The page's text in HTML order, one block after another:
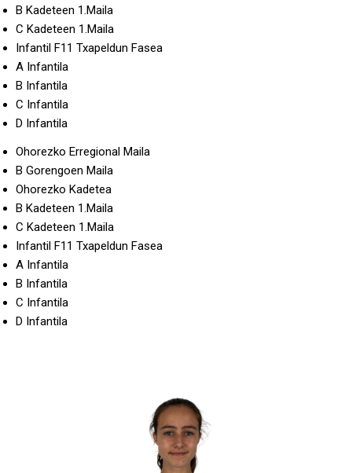
B Kadeteen 1.Maila
C Kadeteen 1.Maila
Infantil F11 Txapeldun Fasea
A Infantila
B Infantila
C Infantila
D Infantila
Ohorezko Erregional Maila
B Gorengoen Maila
Ohorezko Kadetea
B Kadeteen 1.Maila
C Kadeteen 1.Maila
Infantil F11 Txapeldun Fasea
A Infantila
B Infantila
C Infantila
D Infantila